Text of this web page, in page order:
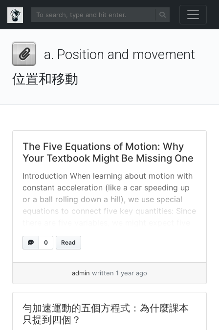
a. Position and movement
位置和移動
The Five Equations of Motion: Why
Your Textbook Might Be Missing One
Introduction When learning about motion with
constant acceleration (like a car speeding up
or a ball rolling down a hill), we use special
equations to connect five key quantities: Since
equations—one for each case where we don’t
use one of the variables. Most textbooks
0 Read
admin written 1 year ago
勻加速運動的五個方程式：為什麼課本
只提到四個？